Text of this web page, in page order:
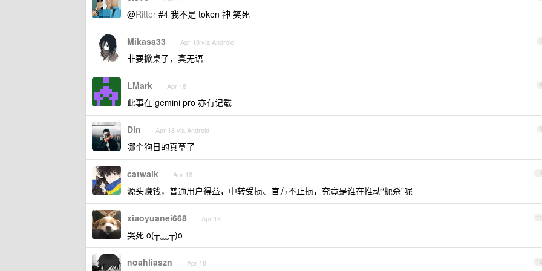
@Ritter #4 我不是 token 神 笑死
7
Mikasa33 Apr 18 via Android
非要掀桌子，真无语
8
LMark Apr 18
此事在 gemini pro 亦有记载
9
Din Apr 18 via Android
哪个狗日的真草了
10
catwalk Apr 18
源头赚钱，普通用户得益，中转受损、官方不止损，究竟是谁在推动“扼杀”呢
11
xiaoyuanei668 Apr 18
哭死 o(╥﹏╥)o
12
noahliaszn Apr 18